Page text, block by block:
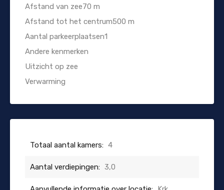
Afstand van zee70 m
Afstand tot het centrum500 m
Aantal parkeerplaatsen1
Andere kenmerken
Uitzicht op zee
Verwarming
Totaal aantal kamers: 4
Aantal verdiepingen: 3,0